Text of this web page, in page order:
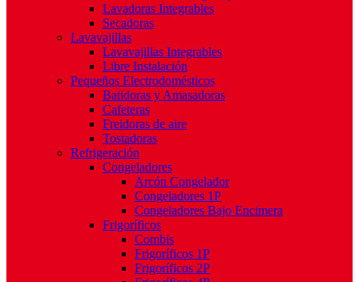
Lavadoras Integrables
Secadoras
Lavavajillas
Lavavajillas Integrables
Libre Instalación
Pequeños Electrodomésticos
Batidoras y Amasadoras
Cafeteras
Freidoras de aire
Tostadoras
Refrigeración
Congeladores
Arcón Congelador
Congeladores 1P
Congeladores Bajo Encimera
Frigoríficos
Combis
Frigoríficos 1P
Frigoríficos 2P